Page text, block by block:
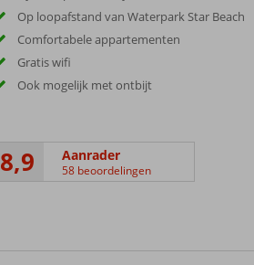
Op loopafstand van Waterpark Star Beach
Comfortabele appartementen
Gratis wifi
Ook mogelijk met ontbijt
8,9 Aanrader
58 beoordelingen